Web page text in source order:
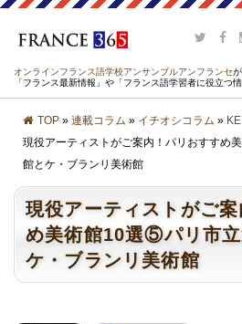
オンラインフランス語学校アンサンブルアンフランセが
「フランス最新情報」や「フランス語学習者に役立つ
TOP » 連載コラム » イチオシコラム »
現役アーティストがご案内！パリおすすめ
館とケ・ブランリ美術館
現役アーティストがご
め美術館10選⑤パリ市立
ケ・ブランリ美術館